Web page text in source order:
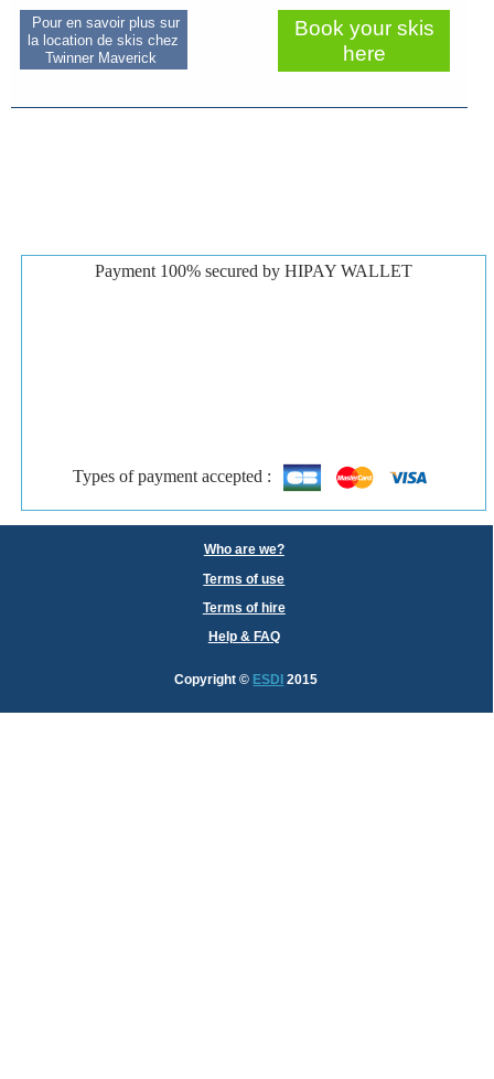
Pour en savoir plus sur
la location de skis chez
Twinner Maverick
Book your skis
here
Payment 100% secured by HIPAY WALLET
Types of payment accepted :
Who are we?
Terms of use
Terms of hire
Help & FAQ
Copyright© ESDI 2015